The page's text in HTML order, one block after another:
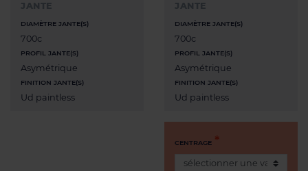
JANTE
DIAMÈTRE JANTE(S)
700c
PROFIL JANTE(S)
Asymétrique
FINITION JANTE(S)
Ud paintless
JANTE
DIAMÈTRE JANTE(S)
700c
PROFIL JANTE(S)
Asymétrique
FINITION JANTE(S)
Ud paintless
CENTRAGE